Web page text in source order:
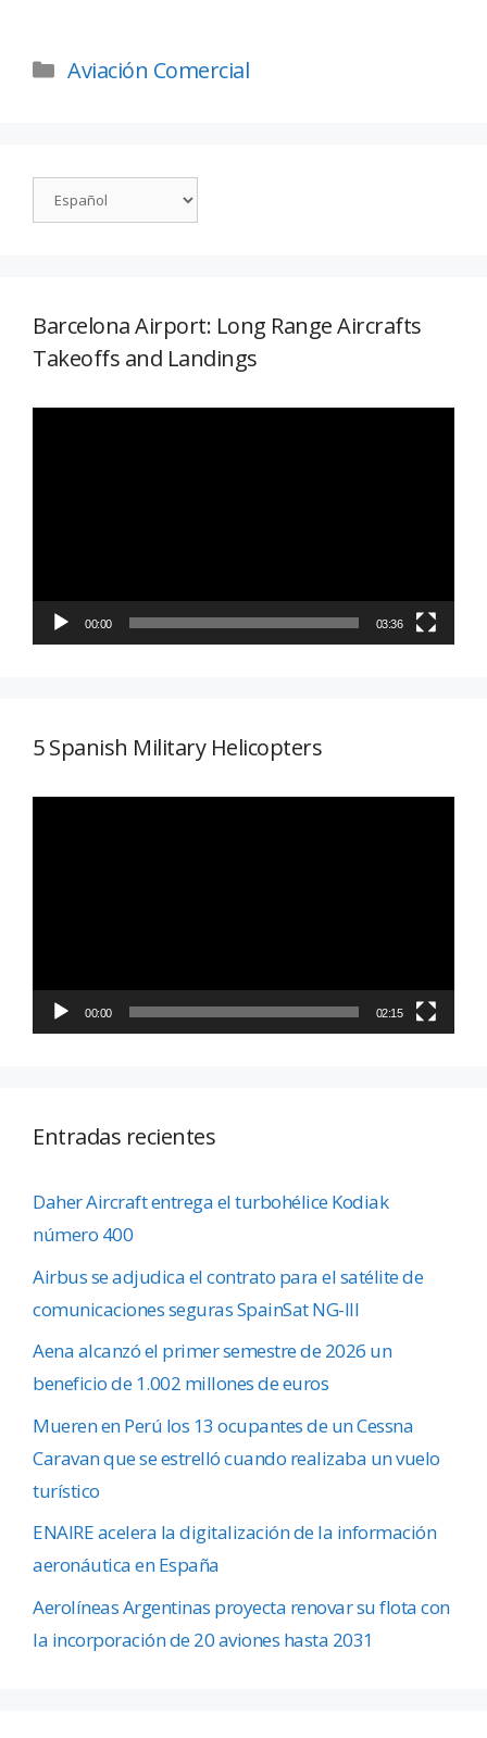
Aviación Comercial
Barcelona Airport: Long Range Aircrafts
Takeoffs and Landings
00:00 03:36
5 Spanish Military Helicopters
00:00 02:15
Entradas recientes
Daher Aircraft entrega el turbohélice Kodiak
número 400
Airbus se adjudica el contrato para el satélite de
comunicaciones seguras SpainSat NG-III
Aena alcanzó el primer semestre de 2026 un
beneficio de 1.002 millones de euros
Mueren en Perú los 13 ocupantes de un Cessna
Caravan que se estrelló cuando realizaba un vuelo
turístico
ENAIRE acelera la digitalización de la información
aeronáutica en España
Aerolíneas Argentinas proyecta renovar su flota con
la incorporación de 20 aviones hasta 2031